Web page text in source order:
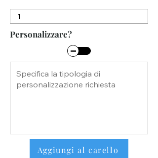
Personalizzare?
Aggiungi al carello